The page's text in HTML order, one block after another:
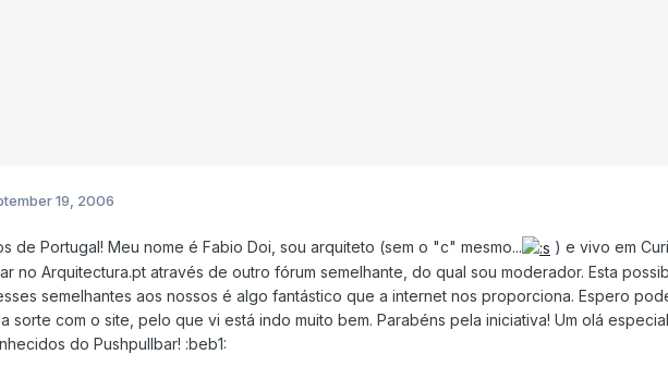
19, 2006
de Portugal! Meu nome é Fabio Doi, sou arquiteto (sem o "c" mesmo...
) e vivo em
no Arquitectura.pt através de outro fórum semelhante, do qual sou moderador. Esta
semelhantes aos nossos é algo fantástico que a internet nos proporciona. Espero
sorte com o site, pelo que vi está indo muito bem. Parabéns pela iniciativa! Um olá
do Pushpullbar! :beb1: